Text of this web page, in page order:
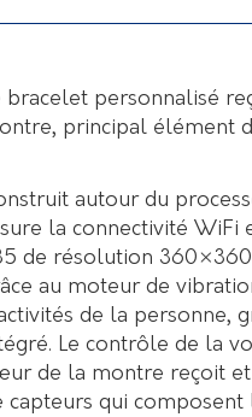
bracelet personnalisé
principal élément
autour du
la connectivité WiFi
de résolution
au moteur de
de la personne,
Le contrôle de la
de la montre reçoit et
capteurs qui composent